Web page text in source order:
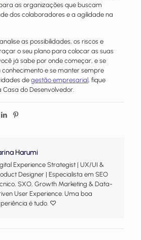
as organizações que buscam
dos colaboradores e a agilidade na
as possibilidades, os riscos e
o seu plano para colocar as suas
já sabe por onde começar, e se
e se manter sempre
de gestão empresarial, fique
Casa do Desenvolvedor.
Harumi
Experience Strategist | UX/UI &
Designer | Especialista em SEO
SXO, Growth Marketing & Data-
User Experience. Uma boa
é tudo. ♡